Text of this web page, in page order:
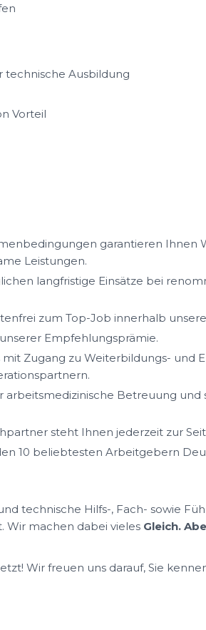
technische Ausbildung
Vorteil
garantieren Ihnen
Leistungen.
langfristige Einsätze bei
zum Top-Job innerhalb
Empfehlungsprämie.
mit Zugang zu Weiterbildungs- und
arbeitsmedizinische Betreuung
steht Ihnen jederzeit zur
10 beliebtesten Arbeitgebern
technische Hilfs-, Fach- sowie
Wir machen dabei vieles Gleich.
Wir freuen uns darauf, Sie